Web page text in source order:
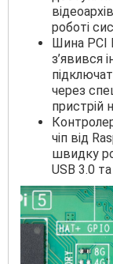
роботі
Шина PCI
з’явився
через
пристрій
чіп від
швидку
USB 3.0